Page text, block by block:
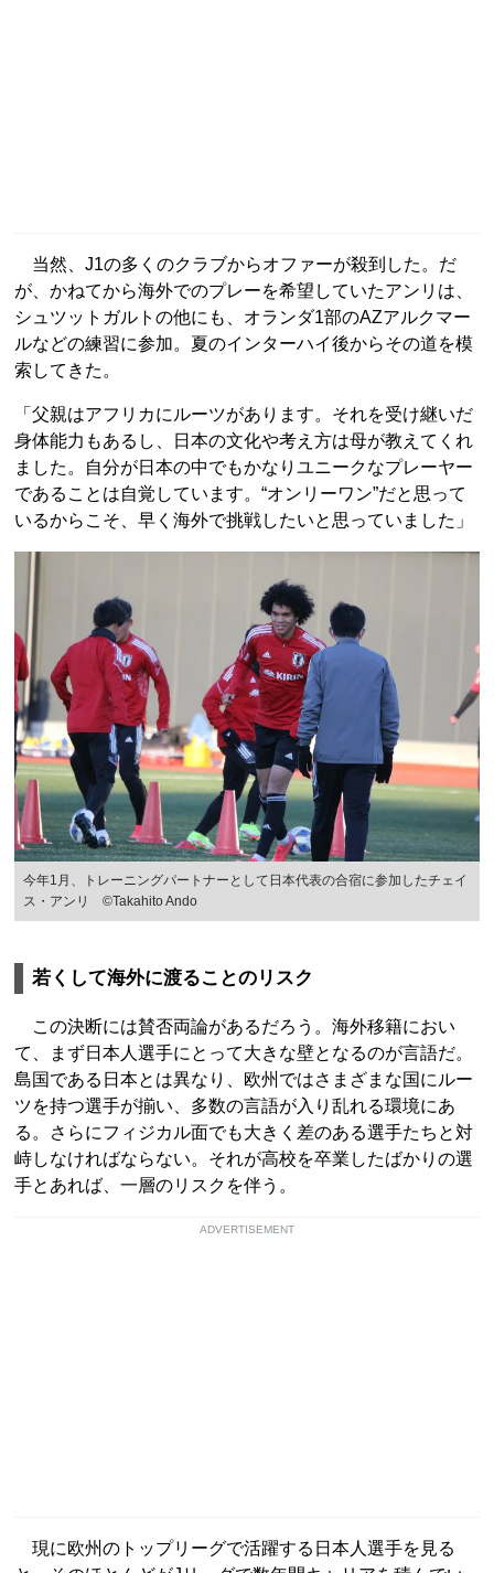
当然、J1の多くのクラブからオファーが殺到した。だ
が、かねてから海外でのプレーを希望していたアンリは、
シュツットガルトの他にも、オランダ1部のAZアルクマー
ルなどの練習に参加。夏のインターハイ後からその道を模
索してきた。
「父親はアフリカにルーツがあります。それを受け継いだ
身体能力もあるし、日本の文化や考え方は母が教えてくれ
ました。自分が日本の中でもかなりユニークなプレーヤー
であることは自覚しています。“オンリーワン”だと思って
いるからこそ、早く海外で挑戦したいと思っていました」
今年1月、トレーニングパートナーとして日本代表の合宿に参加したチェイ
ス・アンリ ©︎Takahito Ando
若くして海外に渡ることのリスク
この決断には賛否両論があるだろう。海外移籍におい
て、まず日本人選手にとって大きな壁となるのが言語だ。
島国である日本とは異なり、欧州ではさまざまな国にルー
ツを持つ選手が揃い、多数の言語が入り乱れる環境にあ
る。さらにフィジカル面でも大きく差のある選手たちと対
峙しなければならない。それが高校を卒業したばかりの選
手とあれば、一層のリスクを伴う。
ADVERTISEMENT
現に欧州のトップリーグで活躍する日本人選手を見る